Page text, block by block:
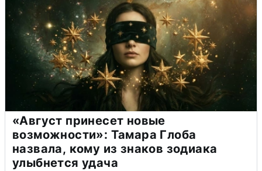
«Август принесет новые
возможности»: Тамара Глоба
назвала, кому из знаков зодиака
улыбнется удача